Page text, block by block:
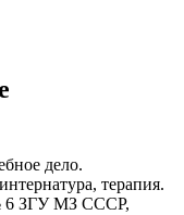
дело.
терапия.
6 ЗГУ МЗ СССР,